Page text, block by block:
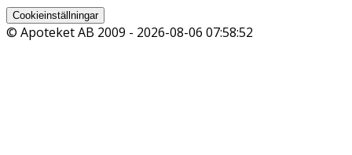
Cookieinställningar
© Apoteket AB 2009 - 2026-08-06 07:58:52